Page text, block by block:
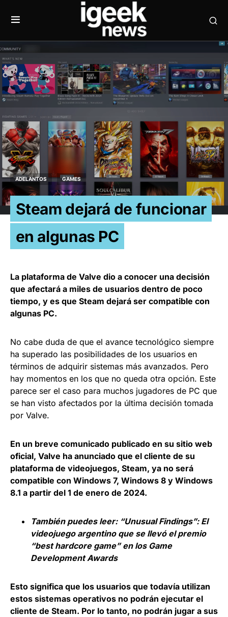
ADELANTOS GAMES
Steam dejará de funcionar
en algunas PC
La plataforma de Valve dio a conocer una decisión
que afectará a miles de usuarios dentro de poco
tiempo, y es que Steam dejará ser compatible con
algunas PC.
No cabe duda de que el avance tecnológico siempre
ha superado las posibilidades de los usuarios en
términos de adquirir sistemas más avanzados. Pero
hay momentos en los que no queda otra opción. Este
parece ser el caso para muchos jugadores de PC que
se han visto afectados por la última decisión tomada
por Valve.
En un breve comunicado publicado en su sitio web
oficial, Valve ha anunciado que el cliente de su
plataforma de videojuegos, Steam, ya no será
compatible con Windows 7, Windows 8 y Windows
8.1 a partir del 1 de enero de 2024.
También puedes leer: “Unusual Findings”: El
videojuego argentino que se llevó el premio
“best hardcore game” en los Game
Development Awards
Esto significa que los usuarios que todavía utilizan
estos sistemas operativos no podrán ejecutar el
cliente de Steam. Por lo tanto, no podrán jugar a sus